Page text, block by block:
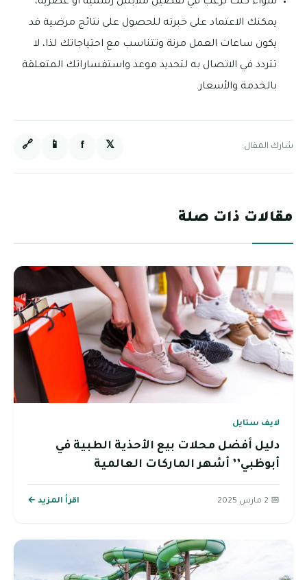
يمكنك الاعتماد على خبرته للحصول على نتائج مرضية قد
يكون ساعات العمل مرنة وتتناسب مع احتياجاتك لذا، لا
تتردد في الاتصال به لتحديد موعد واستفساراتك المتعلقة
بالخدمة والأسعار.
شارك المقال: 𝕏
f
📱
🔗
مقالات ذات صلة
لايف ستايل
دليل أفضل محلات بيع الأحذية الطبية في
أبوظبي’’ أشهر الماركات العالمية
📅 2 مارس 2025 اقرأ المزيد ←